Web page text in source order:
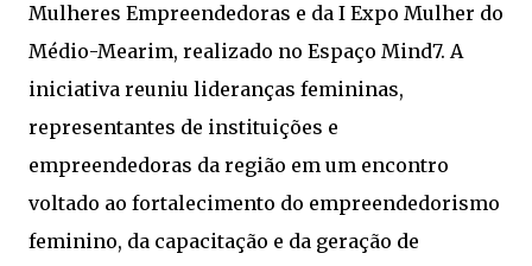
Mulheres Empreendedoras e da I Expo Mulher do
Médio-Mearim, realizado no Espaço Mind7. A
iniciativa reuniu lideranças femininas,
representantes de instituições e
empreendedoras da região em um encontro
voltado ao fortalecimento do empreendedorismo
feminino, da capacitação e da geração de